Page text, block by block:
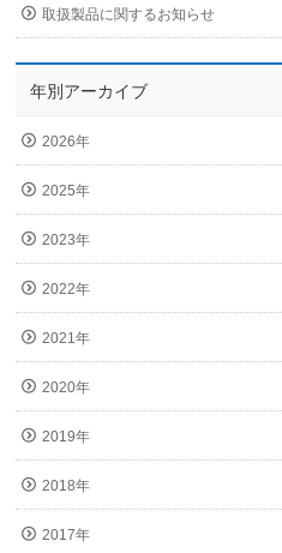
取扱製品に関するお知らせ
年別アーカイブ
2026年
2025年
2023年
2022年
2021年
2020年
2019年
2018年
2017年